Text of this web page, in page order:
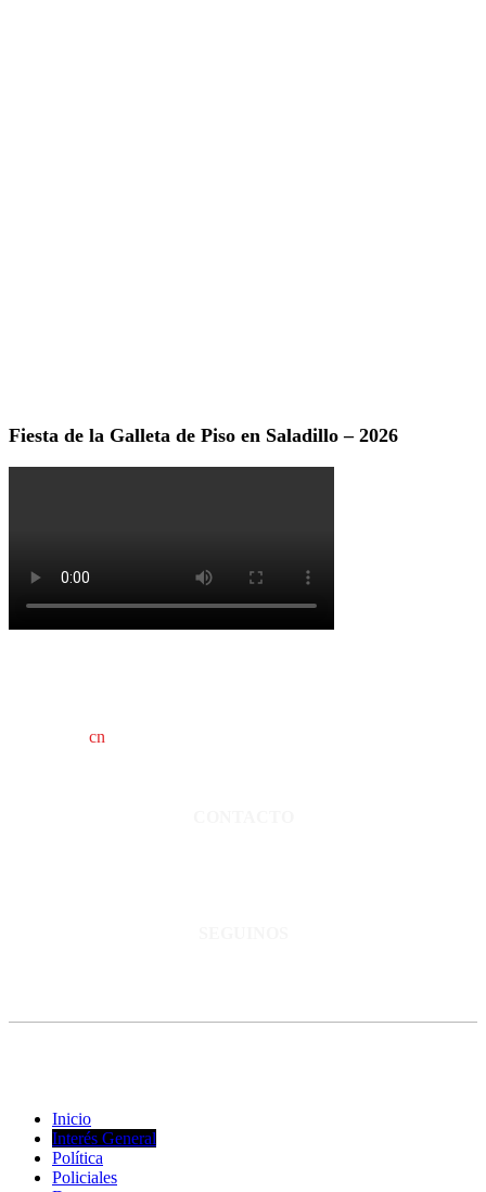
Fiesta de la Galleta de Piso en Saladillo – 2026
cn
Inicio
Interés General
Política
Policiales